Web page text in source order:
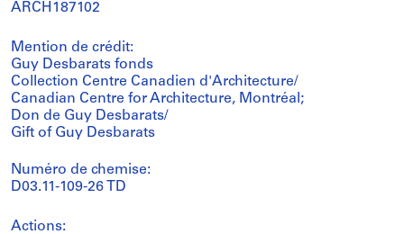
ARCH187102
Mention de crédit:
Guy Desbarats fonds
Collection Centre Canadien d'Architecture/
Canadian Centre for Architecture, Montréal;
Don de Guy Desbarats/
Gift of Guy Desbarats
Numéro de chemise:
D03.11-109-26 TD
Actions: